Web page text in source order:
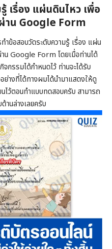
เรื่อง แผ่นดินไหว เพื่อ
าน Google Form
ข้อสอบวัดระดับความรู้ เรื่อง แผ่น
น Google Form โดยเมื่อท่านได้
รรมได้กำหนดไว้ ท่านจะได้รับ
ย่างที่ได้ทางผมได้นำมาแสดงให้ดู
ไว้ตอนทำแบบทดสอบครับ สามารถ
านล่างเลยครับ